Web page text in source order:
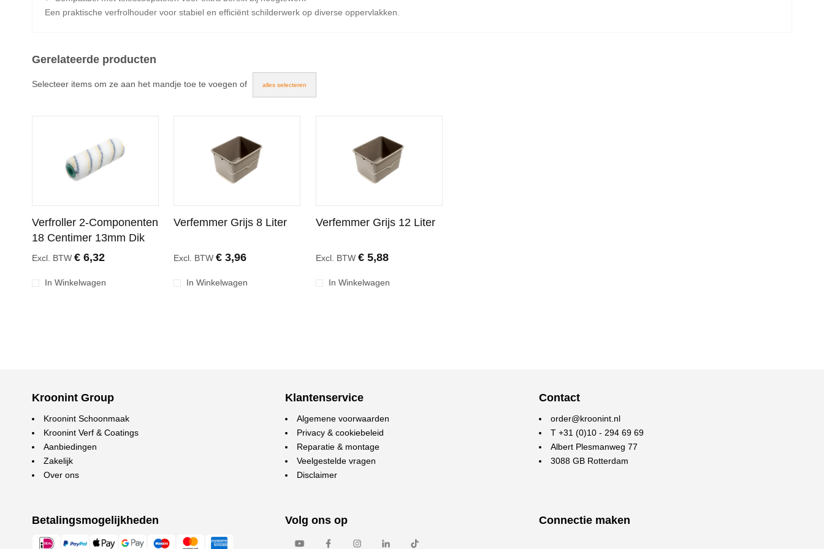
Een praktische verfrolhouder voor stabiel en efficiënt schilderwerk op diverse oppervlakken.
Gerelateerde producten
Selecteer items om ze aan het mandje toe te voegen of alles selecteren
Verfroller 2-Componenten
18 Centimer 13mm Dik
Excl. BTW € 6,32
In Winkelwagen
Verfemmer Grijs 8 Liter
Excl. BTW€ 3,96
In Winkelwagen
Verfemmer Grijs 12 Liter
Excl. BTW € 5,88
In Winkelwagen
Kroonint Group
Kroonint Schoonmaak
Kroonint Verf & Coatings
Aanbiedingen
Zakelijk
Over ons
Betalingsmogelijkheden
Klantenservice
Algemene voorwaarden
Privacy & cookiebeleid
Reparatie & montage
Veelgestelde vragen
Disclaimer
Volg ons op
Contact
order@kroonint.nl
T +31 (0)10 - 294 69 69
Albert Plesmanweg 77
3088 GB Rotterdam
Connectie maken